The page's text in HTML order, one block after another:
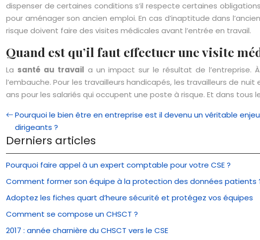
dispenser de certaines conditions s’il respecte certaines
pour aménager son ancien emploi. En cas d’inaptitude dans
risque doivent faire des visites médicales avant l’entrée en travail.
Quand est qu’il faut effectuer une visite
La santé au travail a un impact sur le résultat de
l’embauche. Pour les travailleurs handicapés, les travailleurs de
ans pour les salariés qui occupent une poste à risque. Et dans tous
Pourquoi le bien être en entreprise est il devenu un véritable
dirigeants ?
Derniers articles
Pourquoi faire appel à un expert comptable pour votre CSE ?
Comment former son équipe à la protection des données patients
Adoptez les fiches quart d’heure sécurité et protégez vos équipes
Comment se compose un CHSCT ?
2017 : année charnière du CHSCT vers le CSE